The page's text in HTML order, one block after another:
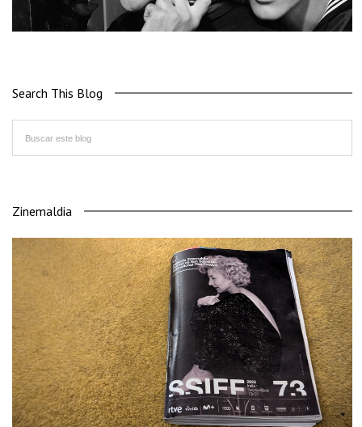
Search This Blog
Zinemaldia